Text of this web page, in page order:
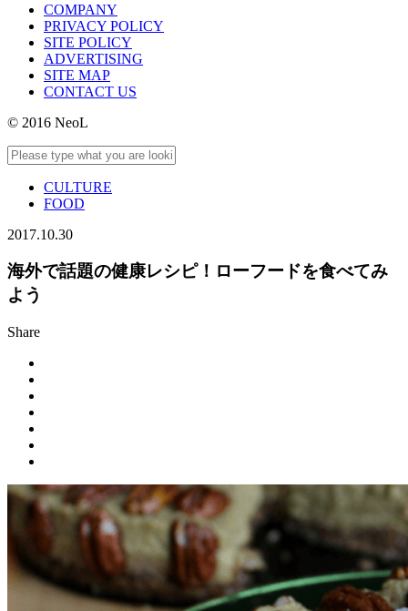
COMPANY
PRIVACY POLICY
SITE POLICY
ADVERTISING
SITE MAP
CONTACT US
© 2016 NeoL
CULTURE
FOOD
2017.10.30
海外で話題の健康レシピ！ローフードを食べてみ
よう
Share